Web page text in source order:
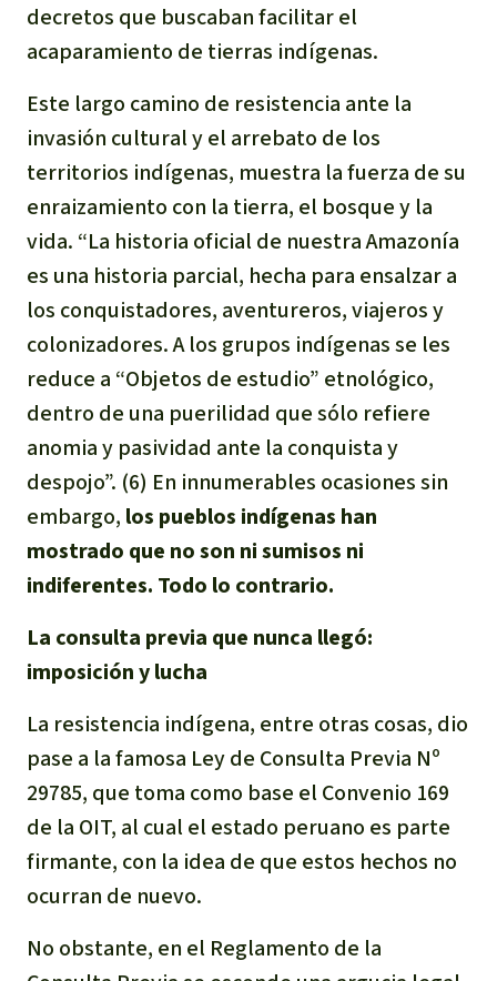
decretos que buscaban facilitar el
acaparamiento de tierras indígenas.
Este largo camino de resistencia ante la
invasión cultural y el arrebato de los
territorios indígenas, muestra la fuerza de su
enraizamiento con la tierra, el bosque y la
vida. “La historia oficial de nuestra Amazonía
es una historia parcial, hecha para ensalzar a
los conquistadores, aventureros, viajeros y
colonizadores. A los grupos indígenas se les
reduce a “Objetos de estudio” etnológico,
dentro de una puerilidad que sólo refiere
anomia y pasividad ante la conquista y
despojo”. (6) En innumerables ocasiones sin
embargo, los pueblos indígenas han
mostrado que no son ni sumisos ni
indiferentes. Todo lo contrario.
La consulta previa que nunca llegó:
imposición y lucha
La resistencia indígena, entre otras cosas, dio
pase a la famosa Ley de Consulta Previa Nº
29785, que toma como base el Convenio 169
de la OIT, al cual el estado peruano es parte
firmante, con la idea de que estos hechos no
ocurran de nuevo.
No obstante, en el Reglamento de la